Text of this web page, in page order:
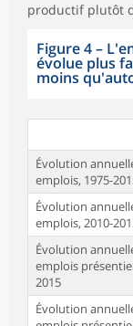
productif plutôt
Figure 4–
évolue plus
moins
Évolution
emplois, 1975-
Évolution
emplois, 2010-
Évolution
emplois
2015
Évolution